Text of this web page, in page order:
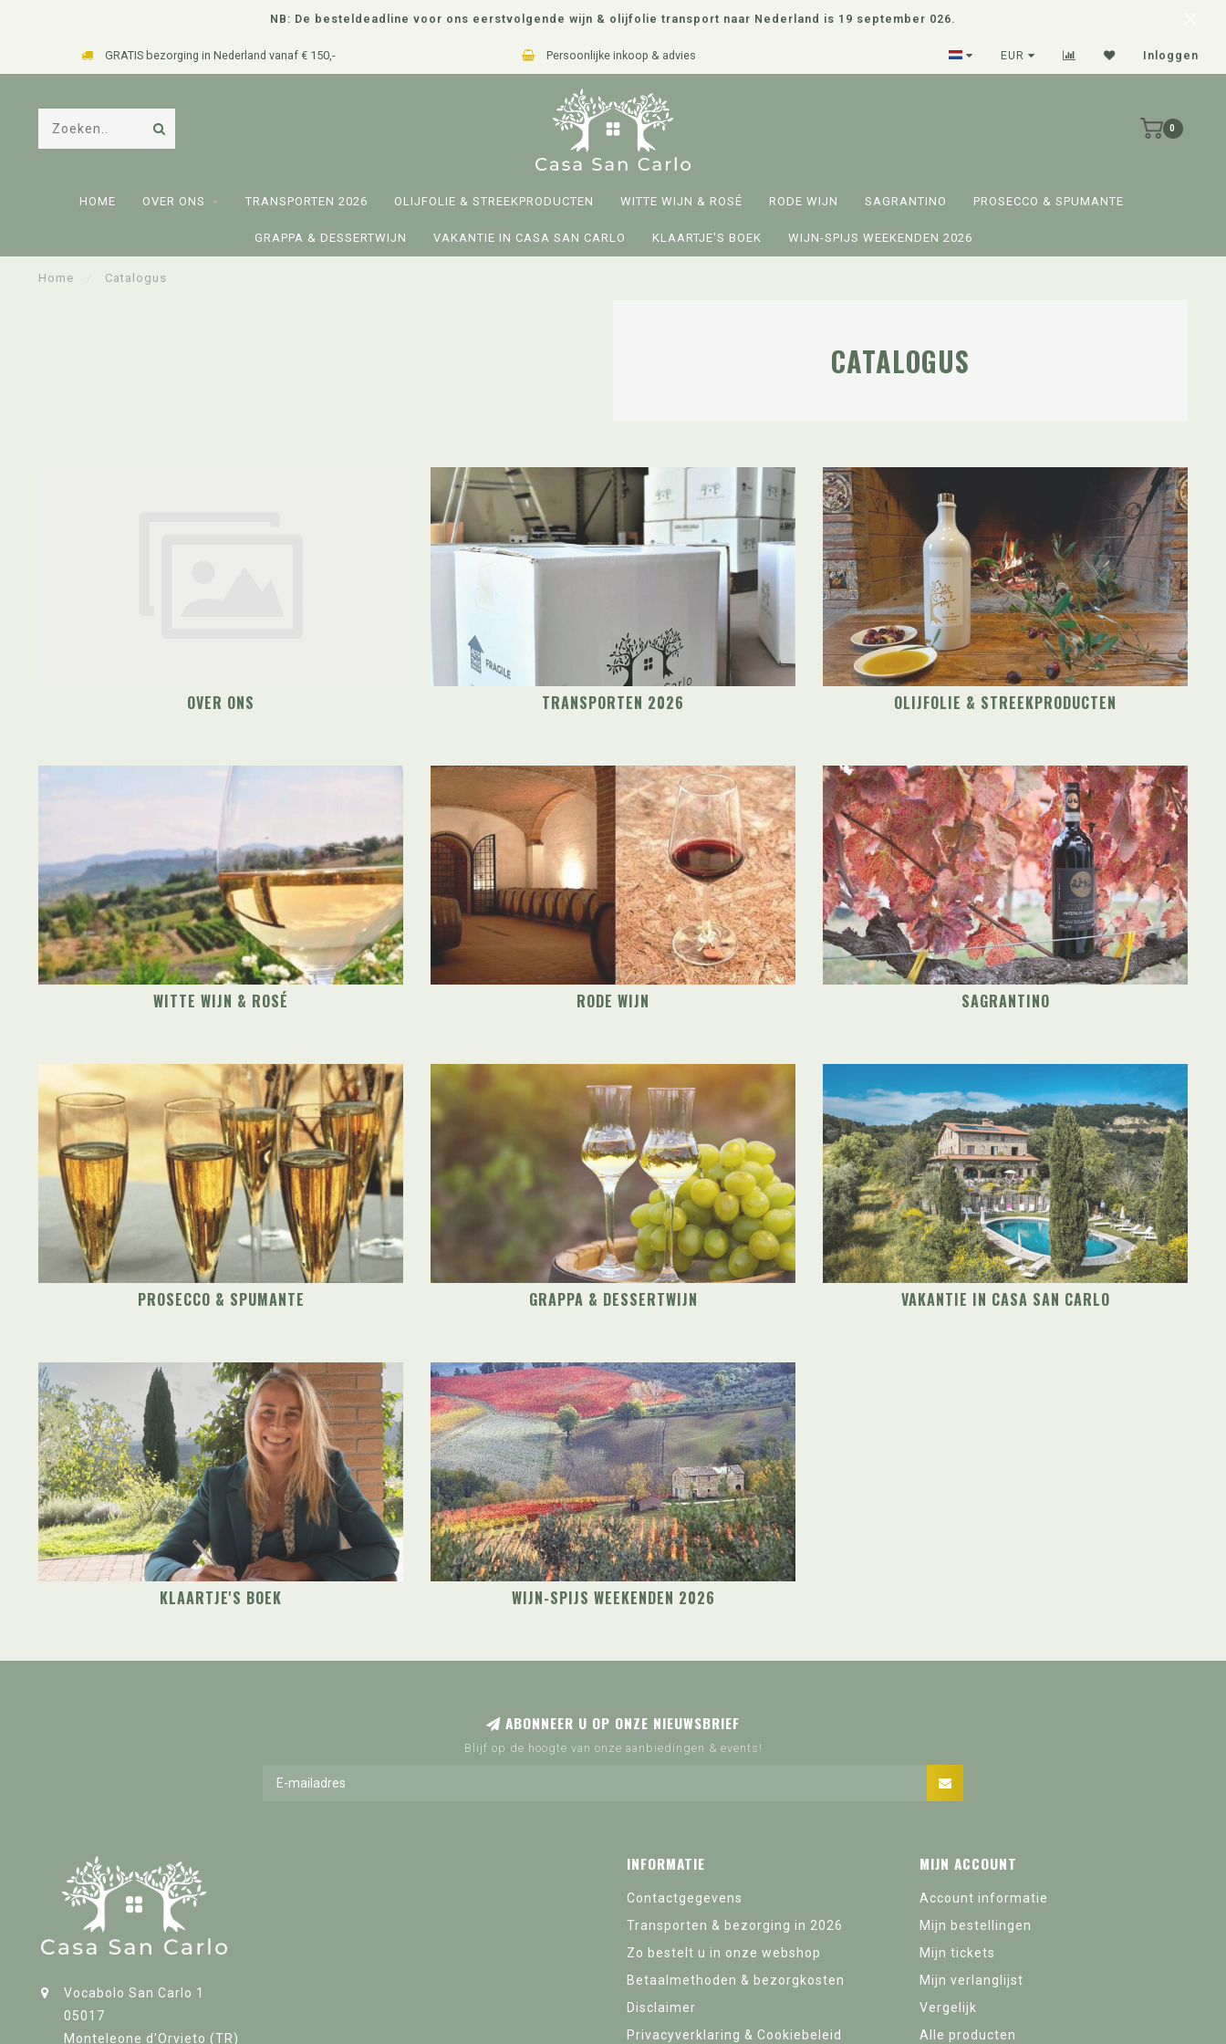
NB: De besteldeadline voor ons eerstvolgende wijn & olijfolie transport naar Nederland is 19 september 026.
in Nederland vanaf € 150,- Advies op maat?
EUR Inloggen
0
HOME OVER ONS TRANSPORTEN 2026 OLIJFOLIE & STREEKPRODUCTEN WITTE WIJN & ROSÉ RODE WIJN SAGRANTINO PROSECCO & SPUMANTE
GRAPPA & DESSERTWIJN VAKANTIE IN CASA SAN CARLO KLAARTJE'S BOEK WIJN-SPIJS WEEKENDEN 2026
Home Catalogus
CATALOGUS
OVER ONS TRANSPORTEN 2026 OLIJFOLIE & STREEKPRODUCTEN
WITTE WIJN & ROSÉ RODE WIJN SAGRANTINO
PROSECCO & SPUMANTE GRAPPA & DESSERTWIJN VAKANTIE IN CASA SAN CARLO
KLAARTJE'S BOEK WIJN-SPIJS WEEKENDEN 2026
ABONNEER U OP ONZE NIEUWSBRIEF
Blijf op de hoogte van onze aanbiedingen & events!
Vocabolo San Carlo 1
05017
Monteleone d'Orvieto (TR)
INFORMATIE
Contactgegevens
Transporten & bezorging in 2026
Zo bestelt u in onze webshop
Betaalmethoden & bezorgkosten
Disclaimer
Privacyverklaring & Cookiebeleid
MIJN ACCOUNT
Account informatie
Mijn bestellingen
Mijn tickets
Mijn verlanglijst
Vergelijk
Alle producten